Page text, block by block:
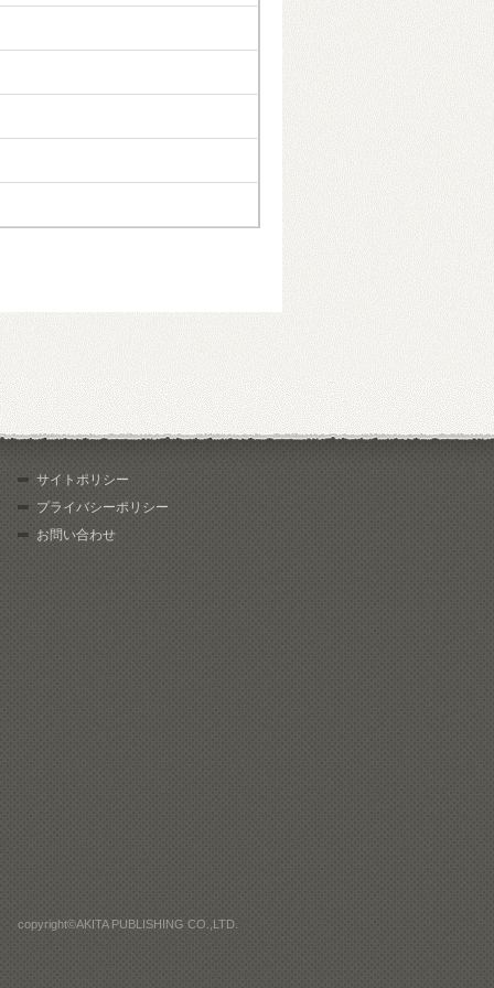
サイトポリシー
プライバシーポリシー
お問い合わせ
copyright©AKITA PUBLISHING CO.,LTD.